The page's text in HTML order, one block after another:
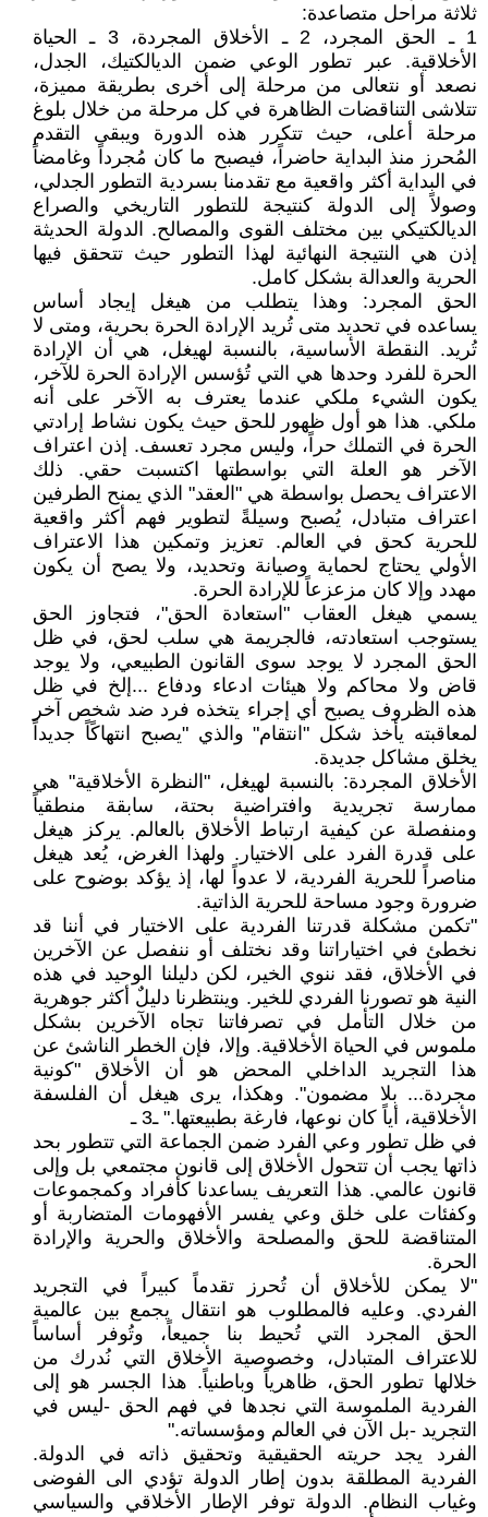
ثلاثة مراحل متصاعدة:
1 ـ الحق المجرد، 2 ـ الأخلاق المجردة، 3 ـ الحياة
الأخلاقية. عبر تطور الوعي ضمن الديالكتيك، الجدل،
نصعد أو نتعالى من مرحلة إلى أخرى بطريقة مميزة،
تتلاشى التناقضات الظاهرة في كل مرحلة من خلال بلوغ
مرحلة أعلى، حيث تتكرر هذه الدورة ويبقى التقدم
المُحرز منذ البداية حاضراً، فيصبح ما كان مُجرداً وغامضاً
في البداية أكثر واقعية مع تقدمنا بسردية التطور الجدلي،
وصولاً إلى الدولة كنتيجة للتطور التاريخي والصراع
الديالكتيكي بين مختلف القوى والمصالح. الدولة الحديثة
إذن هي النتيجة النهائية لهذا التطور حيث تتحقق فيها
الحرية والعدالة بشكل كامل.
الحق المجرد: وهذا يتطلب من هيغل إيجاد أساس
يساعده في تحديد متى تُريد الإرادة الحرة بحرية، ومتى لا
تُريد. النقطة الأساسية، بالنسبة لهيغل، هي أن الإرادة
الحرة للفرد وحدها هي التي تُؤسس الإرادة الحرة للآخر،
يكون الشيء ملكي عندما يعترف به الآخر على أنه
ملكي. هذا هو أول ظهور للحق حيث يكون نشاط إرادتي
الحرة في التملك حراً، وليس مجرد تعسف. إذن اعتراف
الآخر هو العلة التي بواسطتها اكتسبت حقي. ذلك
الاعتراف يحصل بواسطة هي "العقد" الذي يمنح الطرفين
اعتراف متبادل، يُصبح وسيلةً لتطوير فهم أكثر واقعية
للحرية كحق في العالم. تعزيز وتمكين هذا الاعتراف
الأولي يحتاج لحماية وصيانة وتحديد، ولا يصح أن يكون
مهدد وإلا كان مزعزعاً للإرادة الحرة.
يسمي هيغل العقاب "استعادة الحق"، فتجاوز الحق
يستوجب استعادته، فالجريمة هي سلب لحق، في ظل
الحق المجرد لا يوجد سوى القانون الطبيعي، ولا يوجد
قاض ولا محاكم ولا هيئات ادعاء ودفاع ...إلخ في ظل
هذه الظروف يصبح أي إجراء يتخذه فرد ضد شخص آخر
لمعاقبته يأخذ شكل "انتقام" والذي "يصبح انتهاكًاً جديداً
يخلق مشاكل جديدة.
الأخلاق المجردة: بالنسبة لهيغل، "النظرة الأخلاقية" هي
ممارسة تجريدية وافتراضية بحتة، سابقة منطقياً
ومنفصلة عن كيفية ارتباط الأخلاق بالعالم. يركز هيغل
على قدرة الفرد على الاختيار. ولهذا الغرض، يُعد هيغل
مناصراً للحرية الفردية، لا عدواً لها، إذ يؤكد بوضوح على
ضرورة وجود مساحة للحرية الذاتية.
"تكمن مشكلة قدرتنا الفردية على الاختيار في أننا قد
نخطئ في اختياراتنا وقد نختلف أو ننفصل عن الآخرين
في الأخلاق، فقد ننوي الخير، لكن دليلنا الوحيد في هذه
النية هو تصورنا الفردي للخير. وينتظرنا دليلٌ أكثر جوهرية
من خلال التأمل في تصرفاتنا تجاه الآخرين بشكل
ملموس في الحياة الأخلاقية. وإلا، فإن الخطر الناشئ عن
هذا التجريد الداخلي المحض هو أن الأخلاق "كونية
مجردة... بلا مضمون". وهكذا، يرى هيغل أن الفلسفة
الأخلاقية، أياً كان نوعها، فارغة بطبيعتها." ـ3 ـ
في ظل تطور وعي الفرد ضمن الجماعة التي تتطور بحد
ذاتها يجب أن تتحول الأخلاق إلى قانون مجتمعي بل وإلى
قانون عالمي. هذا التعريف يساعدنا كأفراد وكمجموعات
وكفئات على خلق وعي يفسر الأفهومات المتضاربة أو
المتناقضة للحق والمصلحة والأخلاق والحرية والإرادة
الحرة.
"لا يمكن للأخلاق أن تُحرز تقدماً كبيراً في التجريد
الفردي. وعليه فالمطلوب هو انتقال يجمع بين عالمية
الحق المجرد التي تُحيط بنا جميعاً، وتُوفر أساساً
للاعتراف المتبادل، وخصوصية الأخلاق التي نُدرك من
خلالها تطور الحق، ظاهرياً وباطنياً. هذا الجسر هو إلى
الفردية الملموسة التي نجدها في فهم الحق -ليس في
التجريد -بل الآن في العالم ومؤسساته."
الفرد يجد حريته الحقيقية وتحقيق ذاته في الدولة.
الفردية المطلقة بدون إطار الدولة تؤدي الى الفوضى
وغياب النظام. الدولة توفر الإطار الأخلاقي والسياسي